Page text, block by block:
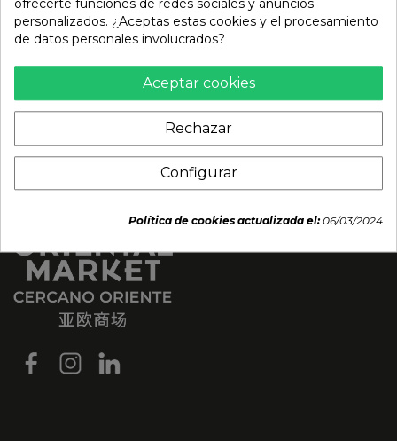
ofrecerte funciones de redes sociales y anuncios
personalizados. ¿Aceptas estas cookies y el procesamiento
de datos personales involucrados?
Aceptar cookies
Rechazar
Configurar
Política de cookies actualizada el:06/03/2024